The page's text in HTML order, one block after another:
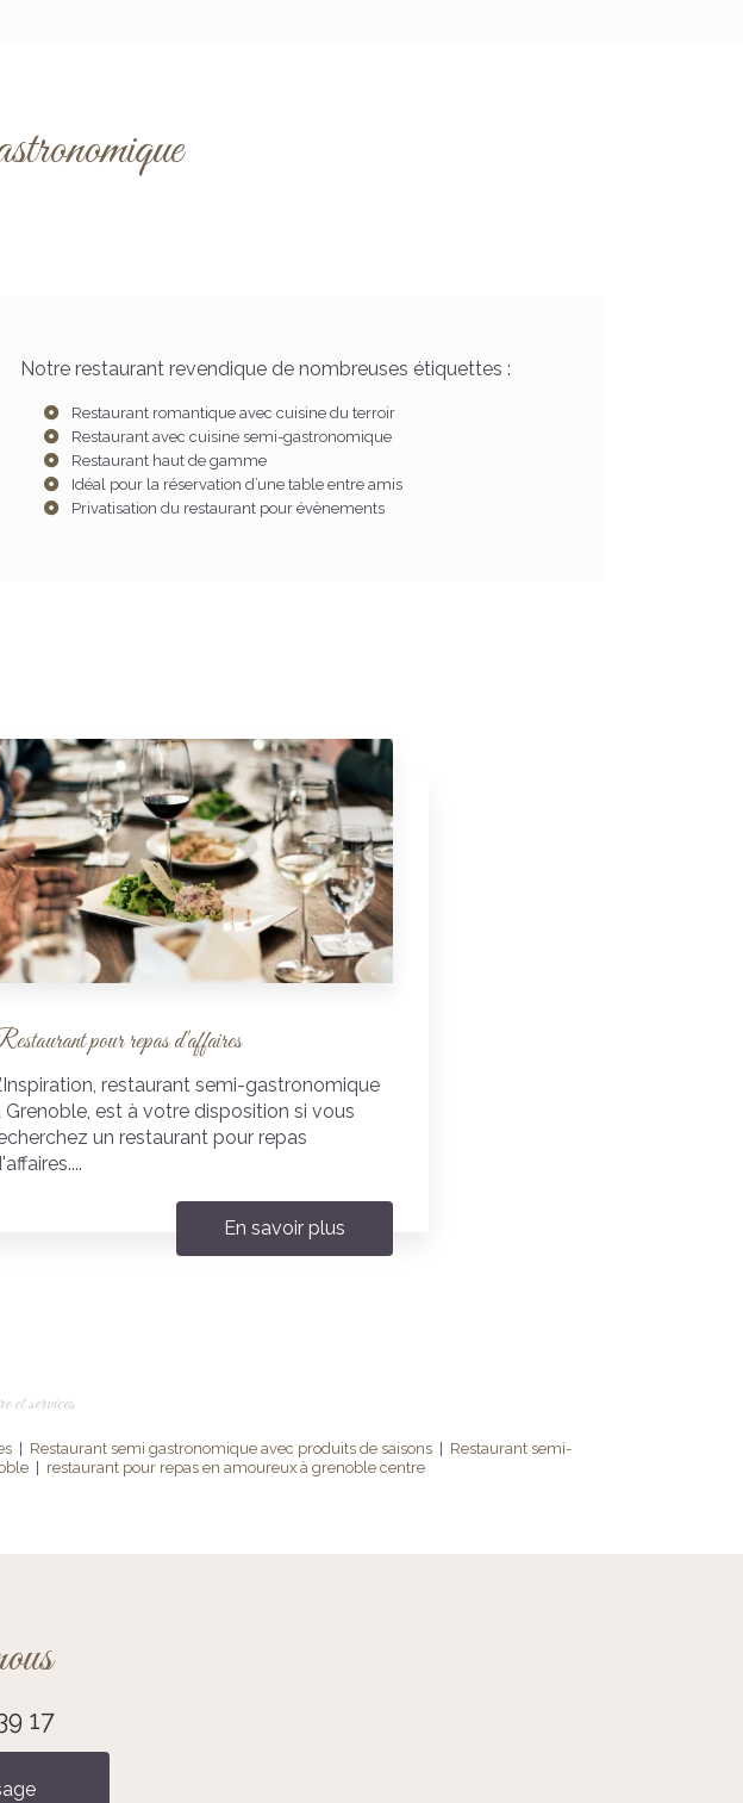
Notre restaurant revendique de nombreuses étiquettes :
Restaurant romantique avec cuisine du terroir
Restaurant avec cuisine semi-gastronomique
Restaurant haut de gamme
Idéal pour la réservation d’une table entre amis
Privatisation du restaurant pour évènements
pour repas d'affaires
restaurant semi-gastronomique
Grenoble, est à votre disposition si vous
un restaurant pour repas
En savoir plus
services
| Restaurant semi gastronomique avec produits de saisons| Restaurant semi-
restaurant pour repas en amoureux à grenoble centre
17